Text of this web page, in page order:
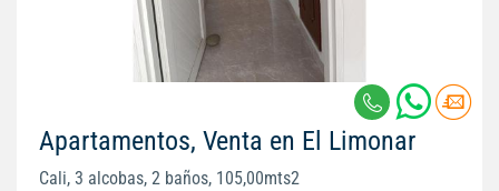
Apartamentos, Venta en El Limonar
Cali, 3 alcobas, 2 baños, 105,00mts2